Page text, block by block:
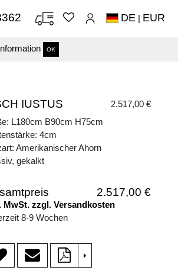
OK
DE | EUR
IUSTUS
2.517,00 €
L180cm B90cm H75cm
4cm
Amerikanischer Ahorn
gekalkt
2.517,00 €
MwSt. zzgl. Versandkosten
8-9 Wochen
>